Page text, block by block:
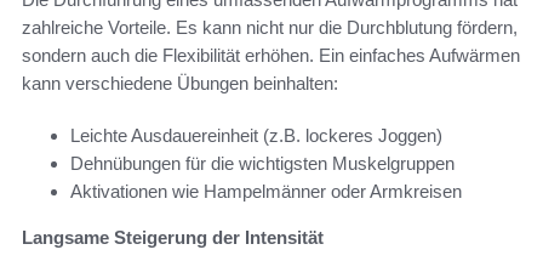
zahlreiche Vorteile. Es kann nicht nur die Durchblutung fördern,
sondern auch die Flexibilität erhöhen. Ein einfaches Aufwärmen
kann verschiedene Übungen beinhalten:
Leichte Ausdauereinheit (z.B. lockeres Joggen)
Dehnübungen für die wichtigsten Muskelgruppen
Aktivationen wie Hampelmänner oder Armkreisen
Langsame Steigerung der Intensität